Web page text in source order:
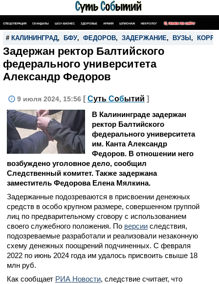
СПЕЦОПЕРАЦИЯ СКАНДАЛЫ ШОУ-БИЗНЕС ЗДОРОВЬЕ АРМИЯ ШПИОНАЖ НЕКРОЛОГ ПОИСК ПО САЙТУ
# КАЛИНИНГРАД, БФУ, ФЕДОРОВ, ЗАДЕРЖАНИЕ, ВУЗЫ ,
Задержан ректор Балтийского
федерального университета
Александр Федоров
9 июля 2024, 15:56 [ Суть Событий ]
В Калининграде задержан
ректор Балтийского
федерального университета
им. Канта Александр
Федоров. В отношении него
возбуждено уголовное дело, сообщил
Следственный комитет. Также задержана
заместитель Федорова Елена Мялкина.
Задержанные подозреваются в присвоении денежных
средств в особо крупном размере, совершенном группой
лиц по предварительному сговору с использованием
своего служебного положения. По версии следствия,
подозреваемые разработали и реализовали незаконную
схему денежных поощрений подчиненных. С февраля
2022 по июнь 2024 года им удалось присвоить свыше 18
млн руб.
Как сообщает РИА Новости, следствие считает, что